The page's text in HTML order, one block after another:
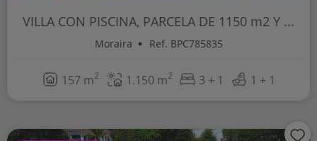
VILLA CON PISCINA, PARCELA DE 1150 m2 Y ...
Moraira Ref. BPC785835
157 m2 1.150 m2 3 + 1 1 + 1